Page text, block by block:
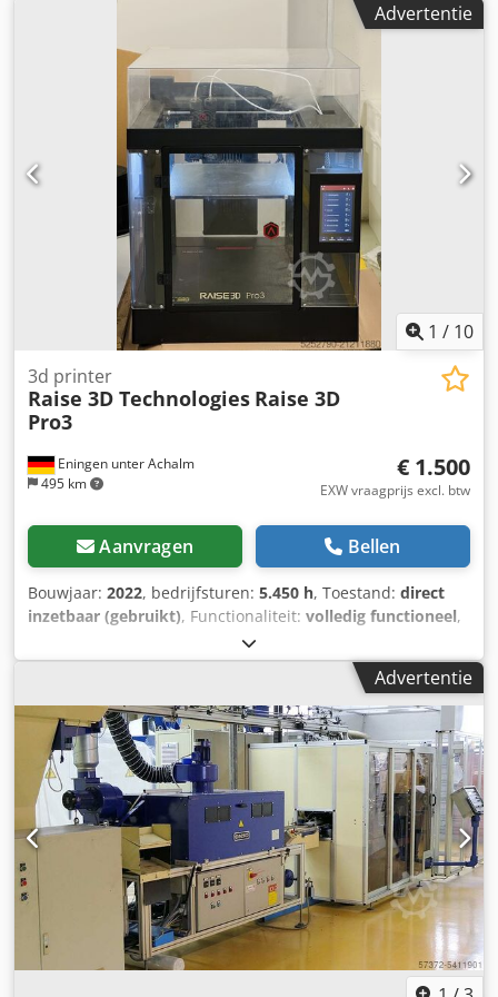
drukwerken: 6 Aantal bodemdrukstations: 2 Aantal
bodemdrukwerken: 2
Advertentie
1 / 10
Eningen unter Achalm
495 km
3d printer
Raise 3D Technologies Raise 3D
Pro3
€ 1.500
EXW vraagprijs excl. btw
Aanvragen Bellen
Bouwjaar: 2022, bedrijfsturen: 5.450 h, Toestand: direct
inzetbaar (gebruikt), Functionaliteit: volledig functioneel,
3D-printer, volledig functioneel. Diverse extra nozzles
inbegrepen. Inclusief een robuust, poedergecoat printbed
van Prusa. De rechter extruder is nauwelijks gebruikt.
Algehele staat is goed. Printer is direct af te halen.
Printergegevens (zonder garantie): De Raise3D Pro3 is een
professionele FFF-dubbelextruder-3D-printer met een
bouwvolume van 300x300x300 mm (255x300x300 mm in
dual-modus). Hij beschikt over een gesloten kamer, tot
300°C nozzletemperatuur, automatische bedleveling en is
geschikt voor materialen zoals PLA, ABS, PETG, ASA en TPU.
Belangrijke technische gegevens Raise3D Pro3:
Printtechnologie: FFF/FDM (Fused Filament Fabrication)
Printkop: Dual-extruder met elektronisch liftsysteem
(snelle wissel) Bouwvolume (B x D x H): Single: 300 × 300 ×
300 mm Dual: 255 × 300 × 300 mm Afmetingen apparaat:
620 x 626 x 760 mm Maximale temperatuur: Nozzle: tot
Advertentie